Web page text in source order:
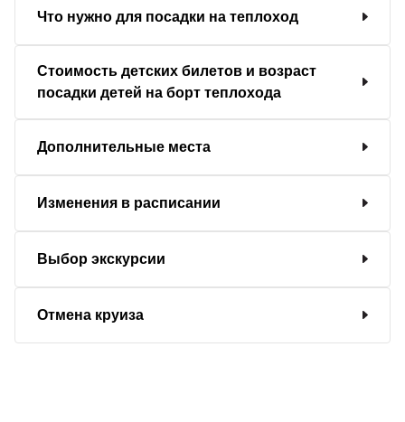
Что нужно для посадки на теплоход
Стоимость детских билетов и возраст
посадки детей на борт теплохода
Дополнительные места
Изменения в расписании
Выбор экскурсии
Отмена круиза